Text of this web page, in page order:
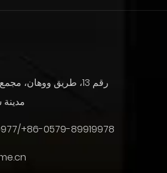
رقم 13، طريق ووهان،
+86-0579-89919978